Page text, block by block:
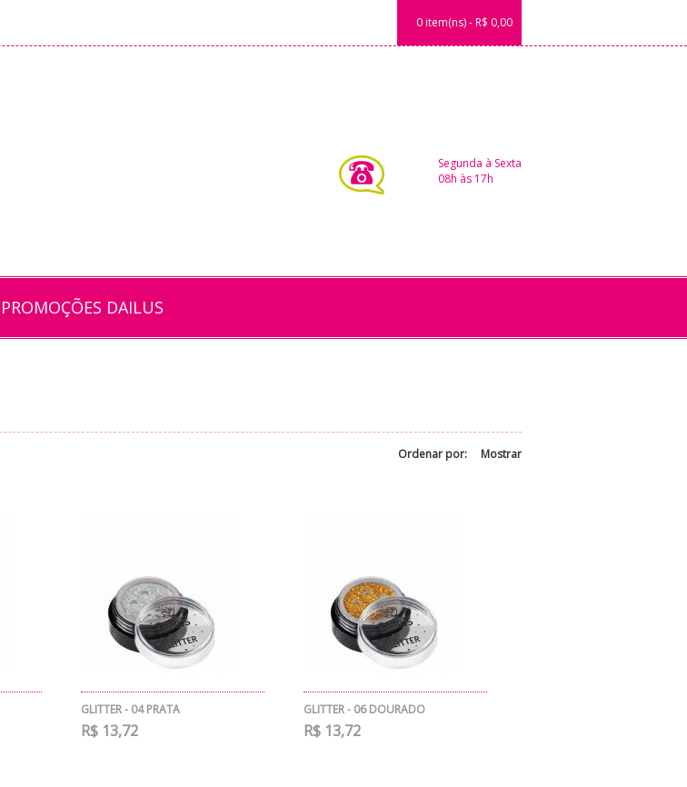
0 item(ns) - R$ 0,00
Segunda à Sexta
08h às 17h
PROMOÇÕES DAILUS
Mostrar
Ordenar por:
GLITTER - 04 PRATA
R$ 13,72
GLITTER - 06 DOURADO
R$ 13,72